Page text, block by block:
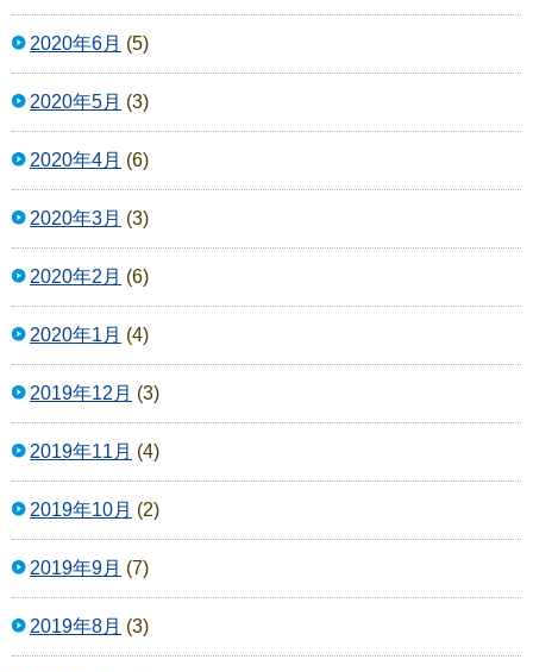
2020年6月 (5)
2020年5月 (3)
2020年4月 (6)
2020年3月 (3)
2020年2月 (6)
2020年1月 (4)
2019年12月 (3)
2019年11月 (4)
2019年10月 (2)
2019年9月 (7)
2019年8月 (3)